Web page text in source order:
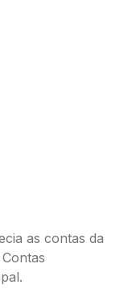
as contas da